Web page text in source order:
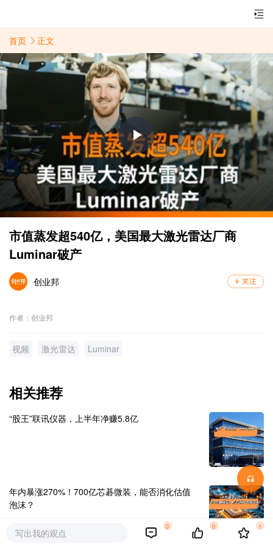
首页 正文
Play
Video
市值蒸发超540亿，美国最大激光雷达厂商
Luminar破产
创业邦
作者：创业邦
视频 激光雷达 Luminar
相关推荐
“股王”联讯仪器，上半年净赚5.8亿
年内暴涨270%！700亿芯碁微装，能否消化估值
泡沫？
写出我的观点
0 0 1